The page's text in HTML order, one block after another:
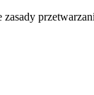
zasady